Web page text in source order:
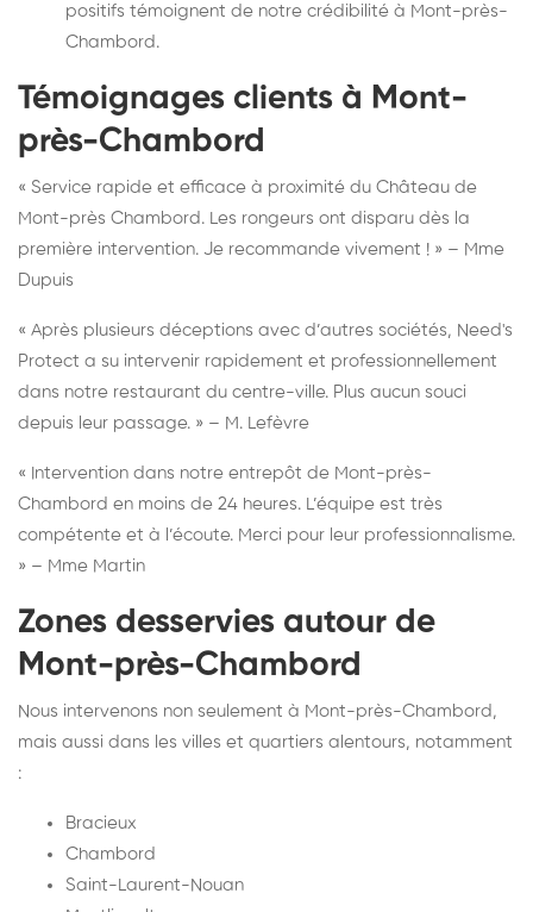
positifs témoignent de notre crédibilité à Mont-près-
Chambord.
Témoignages clients à Mont-
près-Chambord
« Service rapide et efficace à proximité du Château de
Mont-près Chambord. Les rongeurs ont disparu dès la
première intervention. Je recommande vivement ! » – Mme
Dupuis
« Après plusieurs déceptions avec d’autres sociétés, Need's
Protect a su intervenir rapidement et professionnellement
dans notre restaurant du centre-ville. Plus aucun souci
depuis leur passage. » – M. Lefèvre
« Intervention dans notre entrepôt de Mont-près-
Chambord en moins de 24 heures. L’équipe est très
compétente et à l’écoute. Merci pour leur professionnalisme.
» – Mme Martin
Zones desservies autour de
Mont-près-Chambord
Nous intervenons non seulement à Mont-près-Chambord,
mais aussi dans les villes et quartiers alentours, notamment
:
Bracieux
Chambord
Saint-Laurent-Nouan